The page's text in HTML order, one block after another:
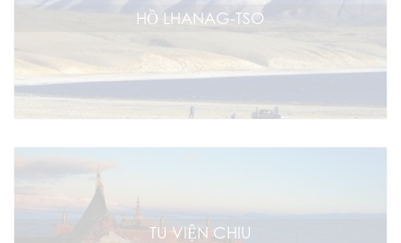
HỒ LHANAG-TSO
TU VIỆN CHIU